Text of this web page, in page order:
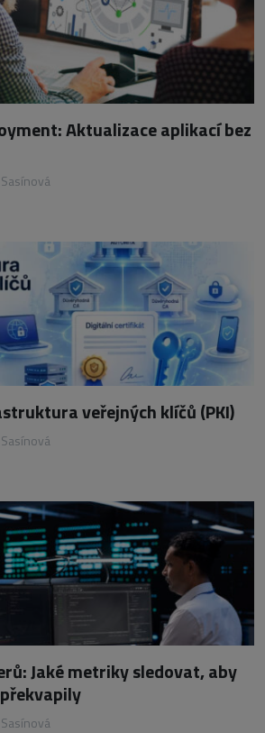
Aktualizace aplikací bez
veřejných klíčů (PKI)
Jaké metriky sledovat, aby